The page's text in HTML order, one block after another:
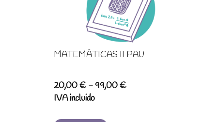
MATEMÁTICAS II PAU
20,00€ -99,00€Rango
IVA incluido